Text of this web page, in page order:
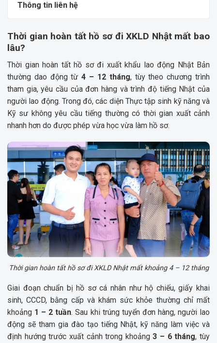
Thông tin liên hệ
Thời gian hoàn tất hồ sơ đi XKLD Nhật mất bao
lâu?
Thời gian hoàn tất hồ sơ đi xuất khẩu lao động Nhật Bản
thường dao động từ4 – 12 tháng, tùy theo chương trình
tham gia, yêu cầu của đơn hàng và trình độ tiếng Nhật của
người lao động. Trong đó, các diện Thực tập sinh kỹ năng và
Kỹ sư không yêu cầu tiếng thường có thời gian xuất cảnh
nhanh hơn do được phép vừa học vừa làm hồ sơ.
Thời gian hoàn tất hồ sơ đi XKLD Nhật mất khoảng 4 – 12 tháng
Giai đoạn chuẩn bị hồ sơ cá nhân như hộ chiếu, giấy khai
sinh, CCCD, bằng cấp và khám sức khỏe thường chỉ mất
khoảng 1 – 2 tuần. Sau khi trúng tuyển đơn hàng, người lao
động sẽ tham gia đào tạo tiếng Nhật, kỹ năng làm việc và
định hướng trước xuất cảnh trong khoảng3 – 6 tháng, tùy